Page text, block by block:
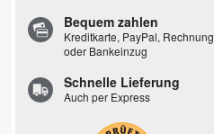
Bequem zahlen
Kreditkarte, PayPal, Rechnung
oder Bankeinzug
Schnelle Lieferung
Auch per Express